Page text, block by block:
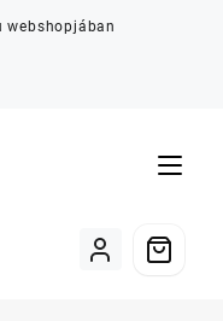
webshopjában